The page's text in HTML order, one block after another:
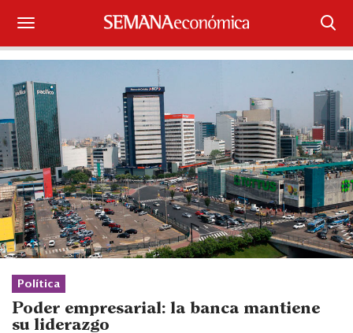
Suscríbase
Iniciar sesión
Portada
¿Qué está pasando?
Sectores y Empresas
Management
Economía y Finanzas
Legal y Política
Política
Poder empresarial: la banca mantiene
su liderazgo